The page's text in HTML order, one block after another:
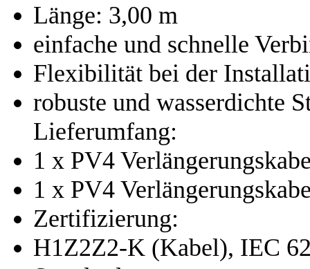
Länge: 3,00 m
einfache und schnelle
Flexibilität bei der
robuste und wasserdichte
Lieferumfang:
1 x PV4
1 x PV4
Zertifizierung:
H1Z2Z2-K (Kabel), IEC